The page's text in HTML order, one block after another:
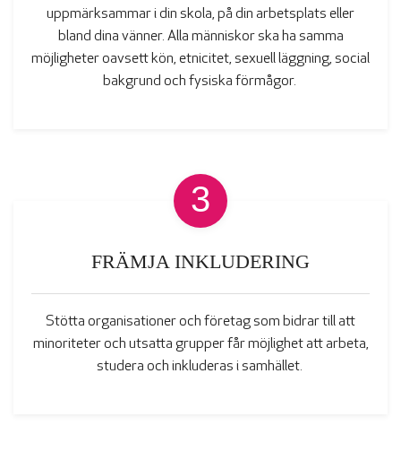
uppmärksammar i din skola, på din arbetsplats eller
bland dina vänner. Alla människor ska ha samma
möjligheter oavsett kön, etnicitet, sexuell läggning, social
bakgrund och fysiska förmågor.
3
FRÄMJA INKLUDERING
Stötta organisationer och företag som bidrar till att
minoriteter och utsatta grupper får möjlighet att arbeta,
studera och inkluderas i samhället.